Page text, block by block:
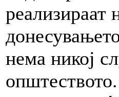
реализираат
нема никој